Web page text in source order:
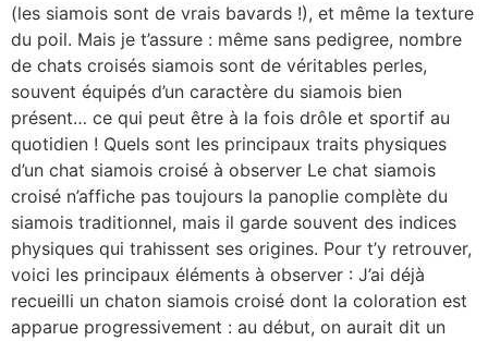
(les siamois sont de vrais bavards !), et même la texture
du poil. Mais je t’assure : même sans pedigree, nombre
de chats croisés siamois sont de véritables perles,
souvent équipés d’un caractère du siamois bien
présent… ce qui peut être à la fois drôle et sportif au
quotidien ! Quels sont les principaux traits physiques
d’un chat siamois croisé à observer Le chat siamois
croisé n’affiche pas toujours la panoplie complète du
siamois traditionnel, mais il garde souvent des indices
physiques qui trahissent ses origines. Pour t’y retrouver,
voici les principaux éléments à observer : J’ai déjà
recueilli un chaton siamois croisé dont la coloration est
apparue progressivement : au début, on aurait dit un